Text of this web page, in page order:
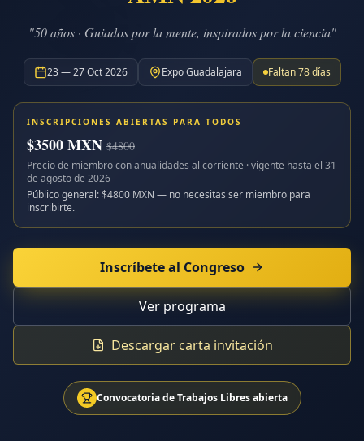
"50 años · Guiados por la mente, inspirados por la ciencia"
23 — 27 Oct 2026 Expo Guadalajara Faltan78días
INSCRIPCIONES ABIERTAS PARA TODOS
$3500MXN $4800
Precio de miembro con anualidades al corriente · vigente hasta el 31
de agosto de 2026
Público general: $4800 MXN — no necesitas ser miembro para
inscribirte.
Inscríbete al Congreso
Ver programa
Descargar carta invitación
Convocatoria de Trabajos Libres abierta